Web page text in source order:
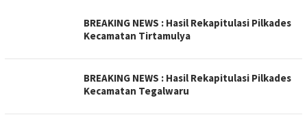
BREAKING NEWS : Hasil Rekapitulasi Pilkades
Kecamatan Tirtamulya
BREAKING NEWS : Hasil Rekapitulasi Pilkades
Kecamatan Tegalwaru